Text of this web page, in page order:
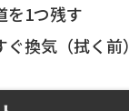
を1つ残す
換気（拭く前）